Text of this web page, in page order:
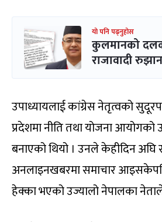
यो पनि पढ्नुहोस
कुलमानको
राजावादी रुझान
उपाध्यायलाई कांग्रेस नेतृत्वको
प्रदेशमा नीति तथा योजना आयोगको
बनाएको थियो । उनले केहीदिन अघि
अनलाइनखबरमा समाचार आइसकेपछि
हेक्का भएको उज्यालो नेपालका